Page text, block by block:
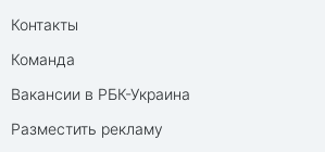
Контакты
Команда
Вакансии в РБК-Украина
Разместить рекламу